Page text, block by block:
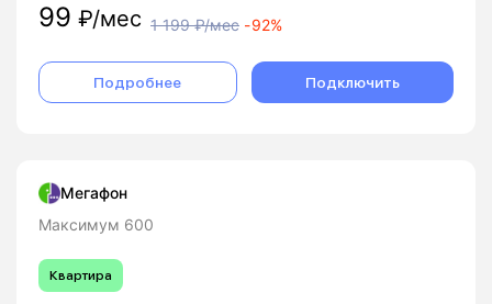
99 ₽/мес 1 199₽/мес -92%
Подробнее Подключить
Мегафон
Максимум 600
Квартира